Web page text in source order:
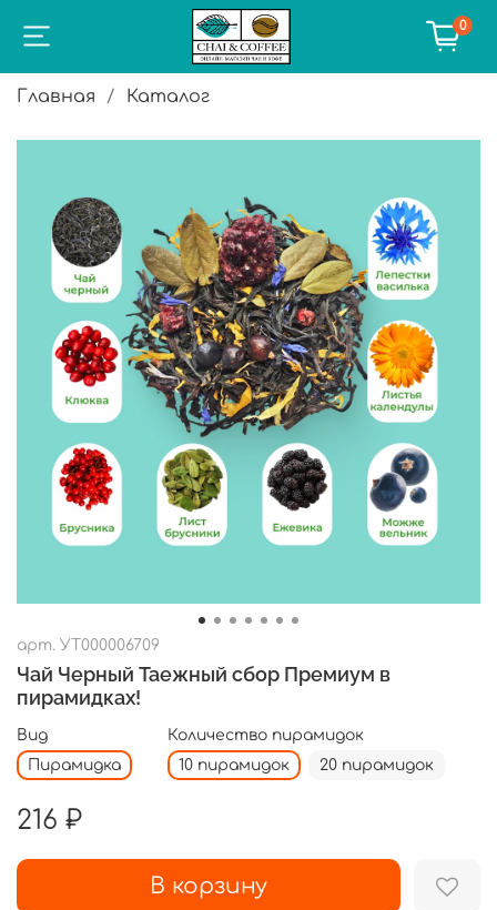
0
Главная Каталог
арт. УТ000006709
Чай Черный Таежный сбор Премиум в
пирамидках!
Вид
Пирамидка
Количество пирамидок
10 пирамидок
20 пирамидок
216 ₽
В корзину